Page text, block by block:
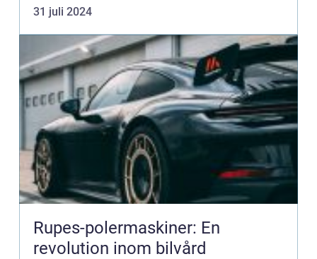
31 juli 2024
Rupes-polermaskiner: En
revolution inom bilvård